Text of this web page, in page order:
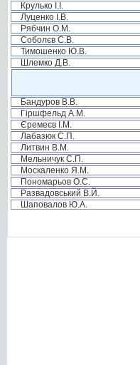
Крулько І.І.
Луценко І.В.
Рябчин О.М.
Соболєв С.В.
Тимошенко Ю.В.
Шлемко Д.В.
Бандуров В.В.
Гіршфельд А.М.
Єремеєв І.М.
Лабазюк С.П.
Литвин В.М.
Мельничук С.П.
Москаленко Я.М.
Пономарьов О.С.
Развадовський В.Й.
Шаповалов Ю.А.